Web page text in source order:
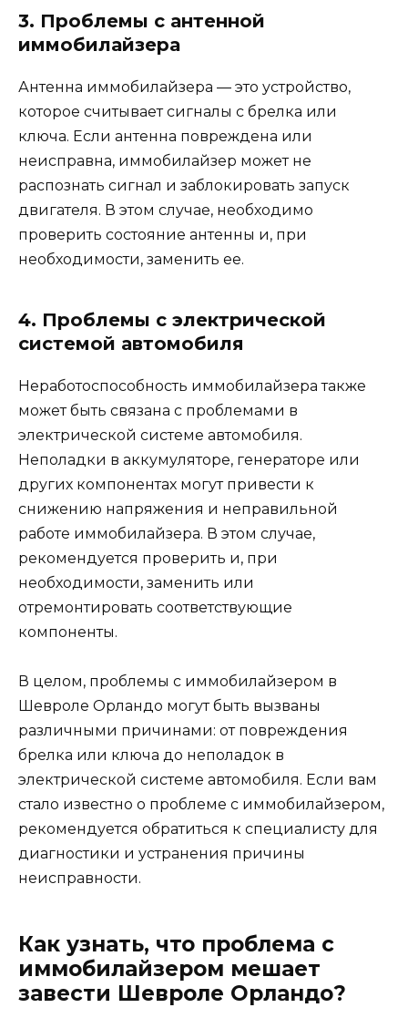
3. Проблемы с антенной
иммобилайзера
Антенна иммобилайзера — это устройство,
которое считывает сигналы с брелка или
ключа. Если антенна повреждена или
неисправна, иммобилайзер может не
распознать сигнал и заблокировать запуск
двигателя. В этом случае, необходимо
проверить состояние антенны и, при
необходимости, заменить ее.
4. Проблемы с электрической
системой автомобиля
Неработоспособность иммобилайзера также
может быть связана с проблемами в
электрической системе автомобиля.
Неполадки в аккумуляторе, генераторе или
других компонентах могут привести к
снижению напряжения и неправильной
работе иммобилайзера. В этом случае,
рекомендуется проверить и, при
необходимости, заменить или
отремонтировать соответствующие
компоненты.
В целом, проблемы с иммобилайзером в
Шевроле Орландо могут быть вызваны
различными причинами: от повреждения
брелка или ключа до неполадок в
электрической системе автомобиля. Если вам
стало известно о проблеме с иммобилайзером,
рекомендуется обратиться к специалисту для
диагностики и устранения причины
неисправности.
Как узнать, что проблема с
иммобилайзером мешает
завести Шевроле Орландо?